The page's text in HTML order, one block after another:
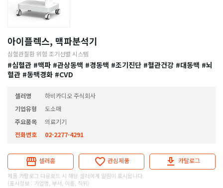
아이플렉스, 맥파분석기
심혈관질환 위험 조기선별 시스템
#심혈관 #맥파 #관상동맥 #경동맥 #조기진단 #혈관건강 #대동맥 #뇌
혈관 #동맥경화 #CVD
셀러명
하비카디오 주식회사
기업유형
도소매
주요품목
의료기기
전화번호
02-2277-4291
셀러홈 관심제품 카탈로그
제품 카탈로그 다운로드 시 해당 셀러에게 알림이 표시됩니다.
(표시정보 : 기업명, 부서, 이름, 직위)